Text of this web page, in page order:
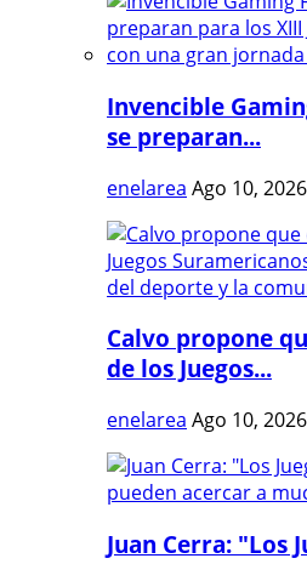
Invencible
se preparan...
enelarea Ago 10, 2026
Calvo propone
de los Juegos...
enelarea Ago 10, 2026
Juan Cerra: "Los